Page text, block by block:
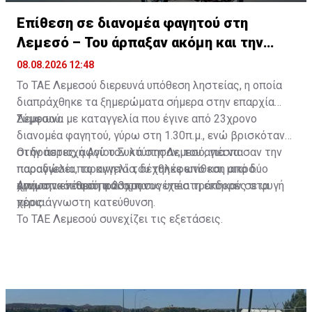
Επίθεση σε διανομέα φαγητού στη
Λεμεσό – Του άρπαξαν ακόμη και την
παραγγελία
08.08.2026 12:48
Το ΤΑΕ Λεμεσού διερευνά υπόθεση ληστείας, η οποία
διαπράχθηκε τα ξημερώματα σήμερα στην επαρχία
Λεμεσού.
Σύμφωνα με καταγγελία που έγινε από 23χρονο
διανομέα φαγητού, γύρω στη 1.30π.μ., ενώ βρισκόταν
στην περιοχή Αγίου Συλά στη Λεμεσό, για να
παραδώσει παραγγελία, δέχθηκε επίθεση από δύο
άγνωστα νεαρά πρόσωπα.
Οι δράστες, αφού τον κτύπησαν, του απέσπασαν την
παραγγελία, το κινητό του τηλέφωνο και μικρό
χρηματικό ποσό, και στη συνέχεια τράπηκαν σε φυγή
προς άγνωστη κατεύθυνση.
Από την επίθεση ο 23χρονος υπέστη εκδορές στα
χέρια.
Το ΤΑΕ Λεμεσού συνεχίζει τις εξετάσεις.